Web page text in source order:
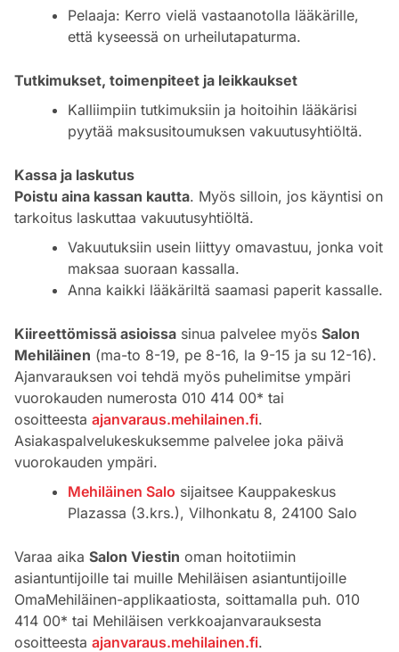
Pelaaja: Kerro vielä vastaanotolla lääkärille,
että kyseessä on urheilutapaturma.
Tutkimukset, toimenpiteet ja leikkaukset
Kalliimpiin tutkimuksiin ja hoitoihin lääkärisi
pyytää maksusitoumuksen vakuutusyhtiöltä.
Kassa ja laskutus
Poistu aina kassan kautta. Myös silloin, jos käyntisi on
tarkoitus laskuttaa vakuutusyhtiöltä.
Vakuutuksiin usein liittyy omavastuu, jonka voit
maksaa suoraan kassalla.
Anna kaikki lääkäriltä saamasi paperit kassalle.
Kiireettömissä asioissa sinua palvelee myösSalon
Mehiläinen (ma-to 8-19, pe 8-16, la 9-15 ja su 12-16).
Ajanvarauksen voi tehdä myös puhelimitse ympäri
vuorokauden numerosta 010 414 00* tai
osoitteestaajanvaraus.mehilainen.fi.
Asiakaspalvelukeskuksemme palvelee joka päivä
vuorokauden ympäri.
Mehiläinen Salo sijaitsee Kauppakeskus
Plazassa (3.krs.), Vilhonkatu 8, 24100 Salo
Varaa aikaSalon Viestin oman hoitotiimin
asiantuntijoille tai muille Mehiläisen asiantuntijoille
OmaMehiläinen-applikaatiosta, soittamalla puh. 010
414 00* tai Mehiläisen verkkoajanvarauksesta
osoitteestaajanvaraus.mehilainen.fi.